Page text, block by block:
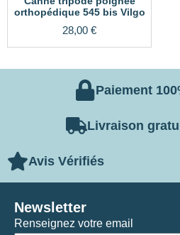
orthopédique 545 bis Vilgo
28,00 €
Paiement
Livraison
Avis Vérifiés
Renseignez votre email
Newsletter